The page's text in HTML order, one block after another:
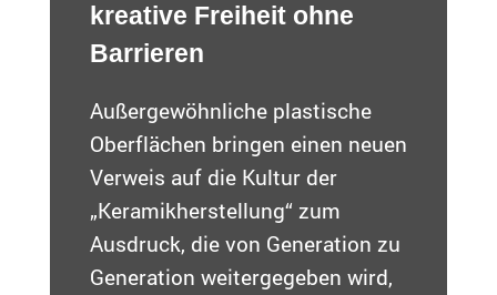
kreative Freiheit ohne
Barrieren
Außergewöhnliche plastische
Oberflächen bringen einen neuen
Verweis auf die Kultur der
„Keramikherstellung“ zum
Ausdruck, die von Generation zu
Generation weitergegeben wird,